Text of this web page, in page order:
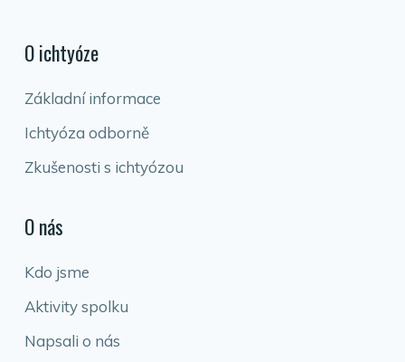
O ichtyóze
Základní informace
Ichtyóza odborně
Zkušenosti s ichtyózou
O nás
Kdo jsme
Aktivity spolku
Napsali o nás